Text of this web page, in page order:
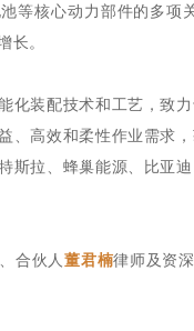
等核心动力部件的多
长。
化装配技术和工艺，致
、高效和柔性作业需求
斯拉、蜂巢能源、比亚
合伙人董君楠律师及资